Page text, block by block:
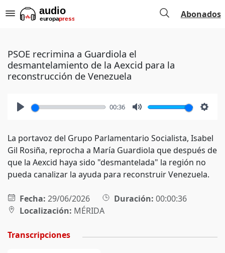
Abonados
PSOE recrimina a Guardiola el
desmantelamiento de la Aexcid para la
reconstrucción de Venezuela
00:36
La portavoz del Grupo Parlamentario Socialista, Isabel
Gil Rosiña, reprocha a María Guardiola que después de
que la Aexcid haya sido "desmantelada" la región no
pueda canalizar la ayuda para reconstruir Venezuela.
Fecha: 29/06/2026 Duración: 00:00:36
Localización: MÉRIDA
Transcripciones